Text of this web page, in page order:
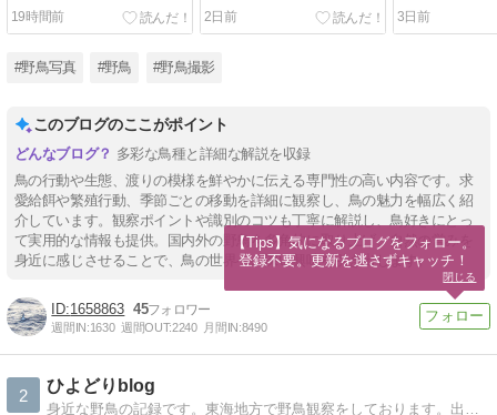
19時間前
2日前
3日前
#野鳥写真 #野鳥 #野鳥撮影
このブログのここがポイント
多彩な鳥種と詳細な解説を収録
鳥の行動や生態、渡りの模様を鮮やかに伝える専門性の高い内容です。求
愛給餌や繁殖行動、季節ごとの移動を詳細に観察し、鳥の魅力を幅広く紹
介しています。観察ポイントや識別のコツも丁寧に解説し、鳥好きにとっ
て実用的な情報も提供。国内外の野鳥を多角的に取り上げ、自然の営みを
身近に感じさせることで、鳥の世界への深い興味を引き出します。
1658863 45
週間IN:1630 週間OUT:2240 月間IN:8490
2
ひよどりblog
【Tips】気になるブログをフォロー。
登録不要。更新を逃さずキャッチ！
閉じる